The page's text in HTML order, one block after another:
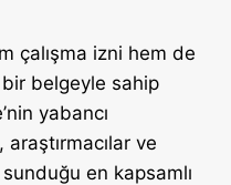
çalışma izni hem de
belgeyle sahip
yabancı
araştırmacılar ve
en kapsamlı